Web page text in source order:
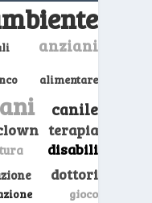
anziani
alimentare
canile
terapia
disabili
dottori
gioco